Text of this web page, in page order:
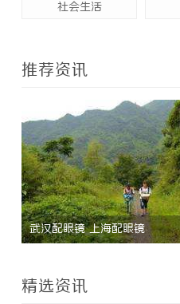
社会生活
推荐资讯
3d激光内雕机：精
精选资讯